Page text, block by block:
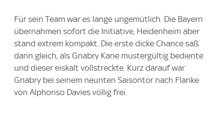
Für sein Team war es lange ungemütlich. Die Bayern
übernahmen sofort die Initiative, Heidenheim aber
stand extrem kompakt. Die erste dicke Chance saß
dann gleich, als Gnabry Kane mustergültig bediente
und dieser eiskalt vollstreckte. Kurz darauf war
Gnabry bei seinem neunten Saisontor nach Flanke
von Alphonso Davies völlig frei.